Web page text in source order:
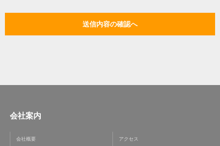
会社案内
会社概要 アクセス